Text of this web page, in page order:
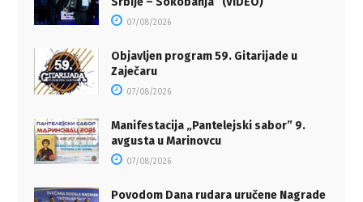
07/08/2026
Objavljen program 59. Gitarijade u
Zaječaru
07/08/2026
Manifestacija „Pantelejski sabor” 9.
avgusta u Marinovcu
07/08/2026
Povodom Dana rudara uručene Nagrade